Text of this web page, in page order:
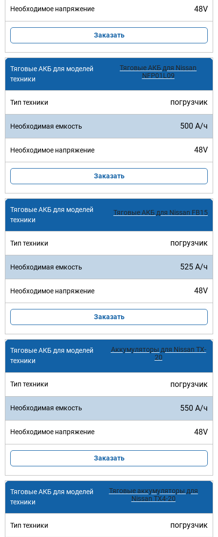
48V
Заказать
Тяговые АКБ для Nissan
NFP01L09
погрузчик
500 А/ч
48V
Заказать
Тяговые АКБ для Nissan FB15
погрузчик
525 А/ч
48V
Заказать
Аккумуляторы для Nissan TX-
20
погрузчик
550 А/ч
48V
Заказать
Тяговые аккумуляторы для
Nissan TX4-20
погрузчик